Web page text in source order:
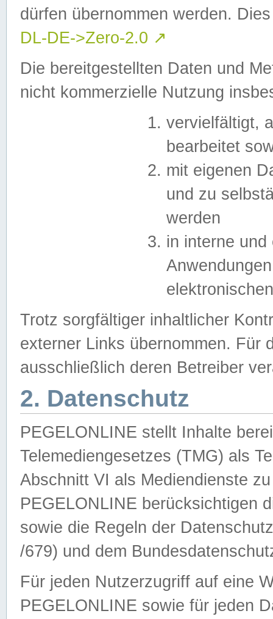
dürfen übernommen werden.
DL-DE->Zero-2.0 ↗
Die bereitgestellten Daten und
nicht kommerzielle Nutzung
vervielfältigt,
bearbeitet
mit eigenen
und zu
werden
in interne
Trotz sorgfältiger inhaltlicher
externer Links übernommen. Für
ausschließlich deren Betreiber
2. Datenschutz
PEGELONLINE stellt Inhalte
Telemediengesetzes (TMG) als
Abschnitt VI als Mediendienste
PEGELONLINE berücksichtigen
sowie die Regeln der
/679) und dem
Für jeden Nutzerzugriff auf eine
PEGELONLINE sowie für jeden